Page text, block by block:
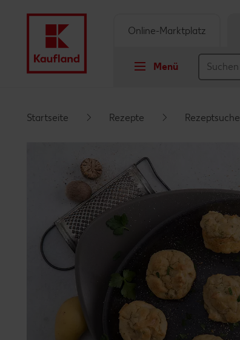
Schwebender Seitenbereich
Menü
Online-Marktplatz
Startseite Rezepte Rezeptsuche